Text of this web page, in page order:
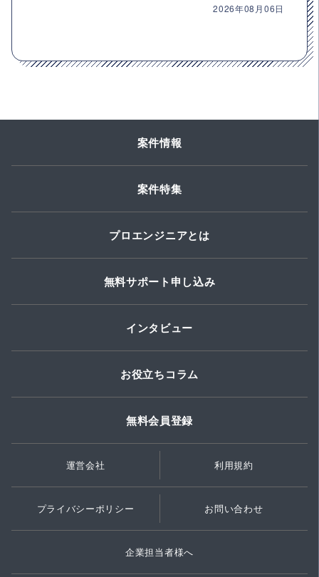
2026年08月06日
案件情報
案件特集
プロエンジニアとは
無料サポート申し込み
インタビュー
お役立ちコラム
無料会員登録
運営会社 利用規約
プライバシーポリシー お問い合わせ
企業担当者様へ